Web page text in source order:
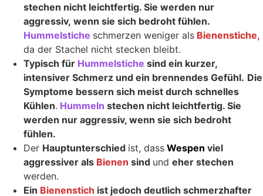
stechen nicht leichtfertig. Sie werden nur
aggressiv, wenn sie sich bedroht fühlen.
Hummelstiche schmerzen weniger als Bienenstiche,
da der Stachel nicht stecken bleibt.
Typisch für Hummelstiche sind ein kurzer,
intensiver Schmerz und ein brennendes Gefühl. Die
Symptome bessern sich meist durch schnelles
Kühlen. Hummeln stechen nicht leichtfertig. Sie
werden nur aggressiv, wenn sie sich bedroht
fühlen.
Der Hauptunterschied ist, dass Wespen viel
aggressiver als Bienen sind und eher stechen
werden.
Ein Bienenstich ist jedoch deutlich schmerzhafter